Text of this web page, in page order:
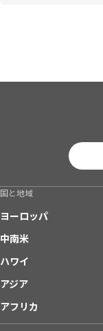
国と地域
ヨーロッパ
中南米
ハワイ
アジア
アフリカ